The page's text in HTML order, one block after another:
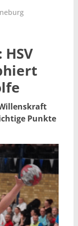
Punkte